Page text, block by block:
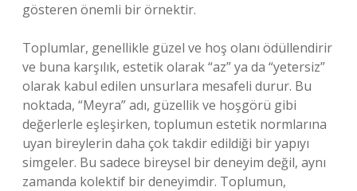
gösteren önemli bir örnektir.
Toplumlar, genellikle güzel ve hoş olanı ödüllendirir
ve buna karşılık, estetik olarak “az” ya da “yetersiz”
olarak kabul edilen unsurlara mesafeli durur. Bu
noktada, “Meyra” adı, güzellik ve hoşgörü gibi
değerlerle eşleşirken, toplumun estetik normlarına
uyan bireylerin daha çok takdir edildiği bir yapıyı
simgeler. Bu sadece bireysel bir deneyim değil, aynı
zamanda kolektif bir deneyimdir. Toplumun,